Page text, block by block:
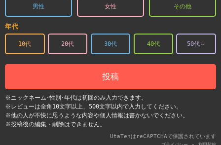
男性 女性 その他
年代
10代 20代 30代 40代 50代～
投稿
※ニックネーム･性別･年代は初回のみ入力できます。
※レビューは全角10文字以上、500文字以内で入力してください。
※他の人が不快に思うような内容や個人情報は書かないでください。
※投稿後の編集・削除はできません。
UtaTenはreCAPTCHAで保護されています